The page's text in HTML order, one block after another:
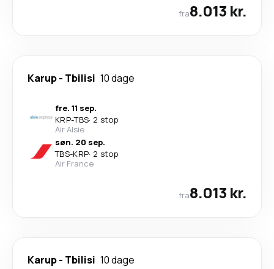
fra8.013 kr.
Karup- Tbilisi 10 dage
fre. 11 sep.
KRP-TBS· 2 stop
Air Alsie
søn. 20 sep.
TBS-KRP· 2 stop
Air France
fra8.013 kr.
Karup- Tbilisi 10 dage